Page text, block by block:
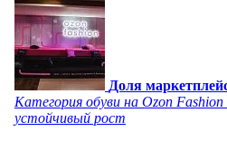
Доля
Категория обуви на Ozon
устойчивый рост